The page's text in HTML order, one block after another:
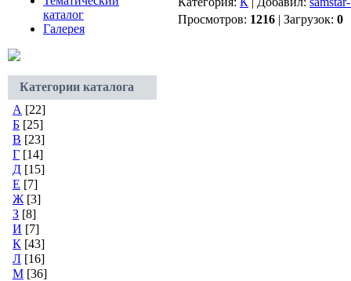
каталог
Галерея
Категории каталога
А [22]
Б [25]
В [23]
Г [14]
Д [15]
Е [7]
Ж [3]
З [8]
И [7]
К [43]
Л [16]
М [36]
Просмотров: 1216 | Загрузок: 0